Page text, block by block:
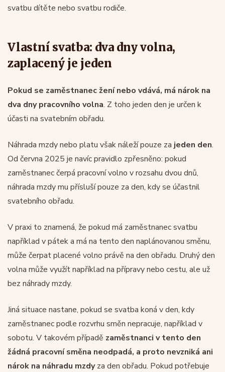
svatbu dítěte nebo svatbu rodiče.
Vlastní svatba: dva dny volna,
zaplacený je jeden
Pokud se zaměstnanec žení nebo vdává, má nárok na
dva dny pracovního volna. Z toho jeden den je určen k
účasti na svatebním obřadu.
Náhrada mzdy nebo platu však náleží pouze za jeden den.
Od června 2025 je navíc pravidlo zpřesněno: pokud
zaměstnanec čerpá pracovní volno v rozsahu dvou dnů,
náhrada mzdy mu přísluší pouze za den, kdy se účastnil
svatebního obřadu.
V praxi to znamená, že pokud má zaměstnanec svatbu
například v pátek a má na tento den naplánovanou směnu,
může čerpat placené volno právě na den obřadu. Druhý den
volna může využít například na přípravy nebo cestu, ale už
bez náhrady mzdy.
Jiná situace nastane, pokud se svatba koná v den, kdy
zaměstnanec podle rozvrhu směn nepracuje, například v
sobotu. V takovém případě zaměstnanci v tento den
žádná pracovní směna neodpadá, a proto nevzniká ani
nárok na náhradu mzdyza den obřadu. Pokud potřebuje